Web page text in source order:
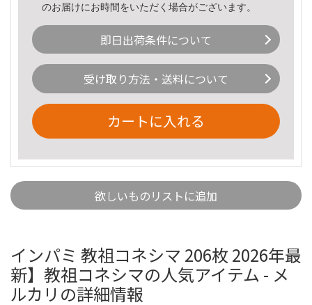
のお届けにお時間をいただく場合がございます。
即日出荷条件について
受け取り方法・送料について
カートに入れる
欲しいものリストに追加
インパミ 教祖コネシマ 206枚 2026年最
新】教祖コネシマの人気アイテム - メ
ルカリの詳細情報